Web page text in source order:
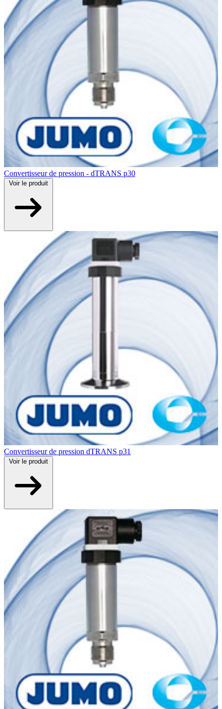
Convertisseur de pression - dTRANS p30
Voir le produit
Convertisseur de pression dTRANS p31
Voir le produit